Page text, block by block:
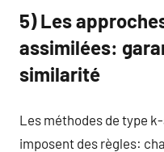
5) Les
assimilées:
similarité
Les méthodes de type
imposent des règles: